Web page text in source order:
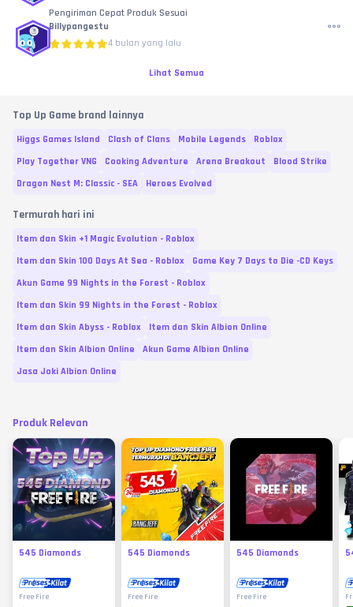
Pengiriman Cepat Produk Sesuai
Billypangestu
4 bulan yang lalu
Lihat Semua
Top Up Game brand lainnya
Higgs Games Island Clash of Clans Mobile Legends
Roblox
Play Together VNG
Cooking Adventure Arena Breakout
Blood Strike
Dragon Nest M: Classic - SEA
Heroes Evolved
Termurah hari ini
Item dan Skin +1 Magic Evolution - Roblox
Item dan Skin 100 Days At Sea - Roblox
Game Key 7 Days to Die -CD Keys
Akun Game 99 Nights in the Forest - Roblox
Item dan Skin 99 Nights in the Forest - Roblox
Item dan Skin Abyss - Roblox
Item dan Skin Albion Online
Item dan Skin Albion Online
Akun Game Albion Online
Jasa Joki Albion Online
Produk Relevan
545 Diamonds
Free Fire
545 Diamonds
Free Fire
545 Diamonds
Free Fire